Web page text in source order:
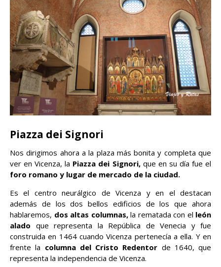
Piazza dei Signori
Nos dirigimos ahora a la plaza más bonita y completa que
ver en Vicenza, la Piazza dei Signori,que en su día fue el
foro romano y lugar de mercado de la ciudad.
Es el centro neurálgico de Vicenza y en el destacan
además de los dos bellos edificios de los que ahora
hablaremos, dos altas columnas,la rematada con el león
alado que representa la República de Venecia y fue
construida en 1464 cuando Vicenza pertenecía a ella. Y en
frente la columna del Cristo Redentor de 1640, que
representa la independencia de Vicenza.